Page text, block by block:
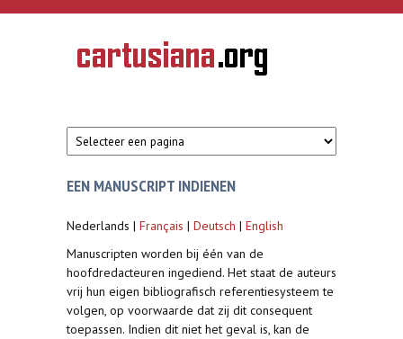
Overslaan en naar de inhoud gaan
CARTUSIANA
Geschiedenis
van de
EEN MANUSCRIPT INDIENEN
Nederlands | Français | Deutsch | English
Manuscripten worden bij één van de
hoofdredacteuren ingediend. Het staat de auteurs
vrij hun eigen bibliografisch referentiesysteem te
volgen, op voorwaarde dat zij dit consequent
toepassen. Indien dit niet het geval is, kan de